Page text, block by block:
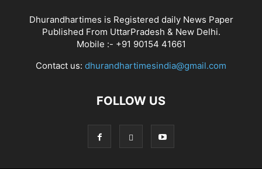
Dhurandhartimes is Registered daily News Paper
Published From UttarPradesh & New Delhi.
Mobile :- +91 90154 41661
Contact us: dhurandhartimesindia@gmail.com
FOLLOW US